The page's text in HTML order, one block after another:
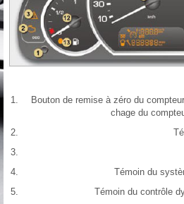
Bouton de remise à zéro du
chage du
Témoin du
Témoin du contrôle